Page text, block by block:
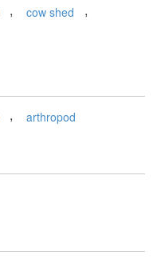
, cow shed ,
, arthropod